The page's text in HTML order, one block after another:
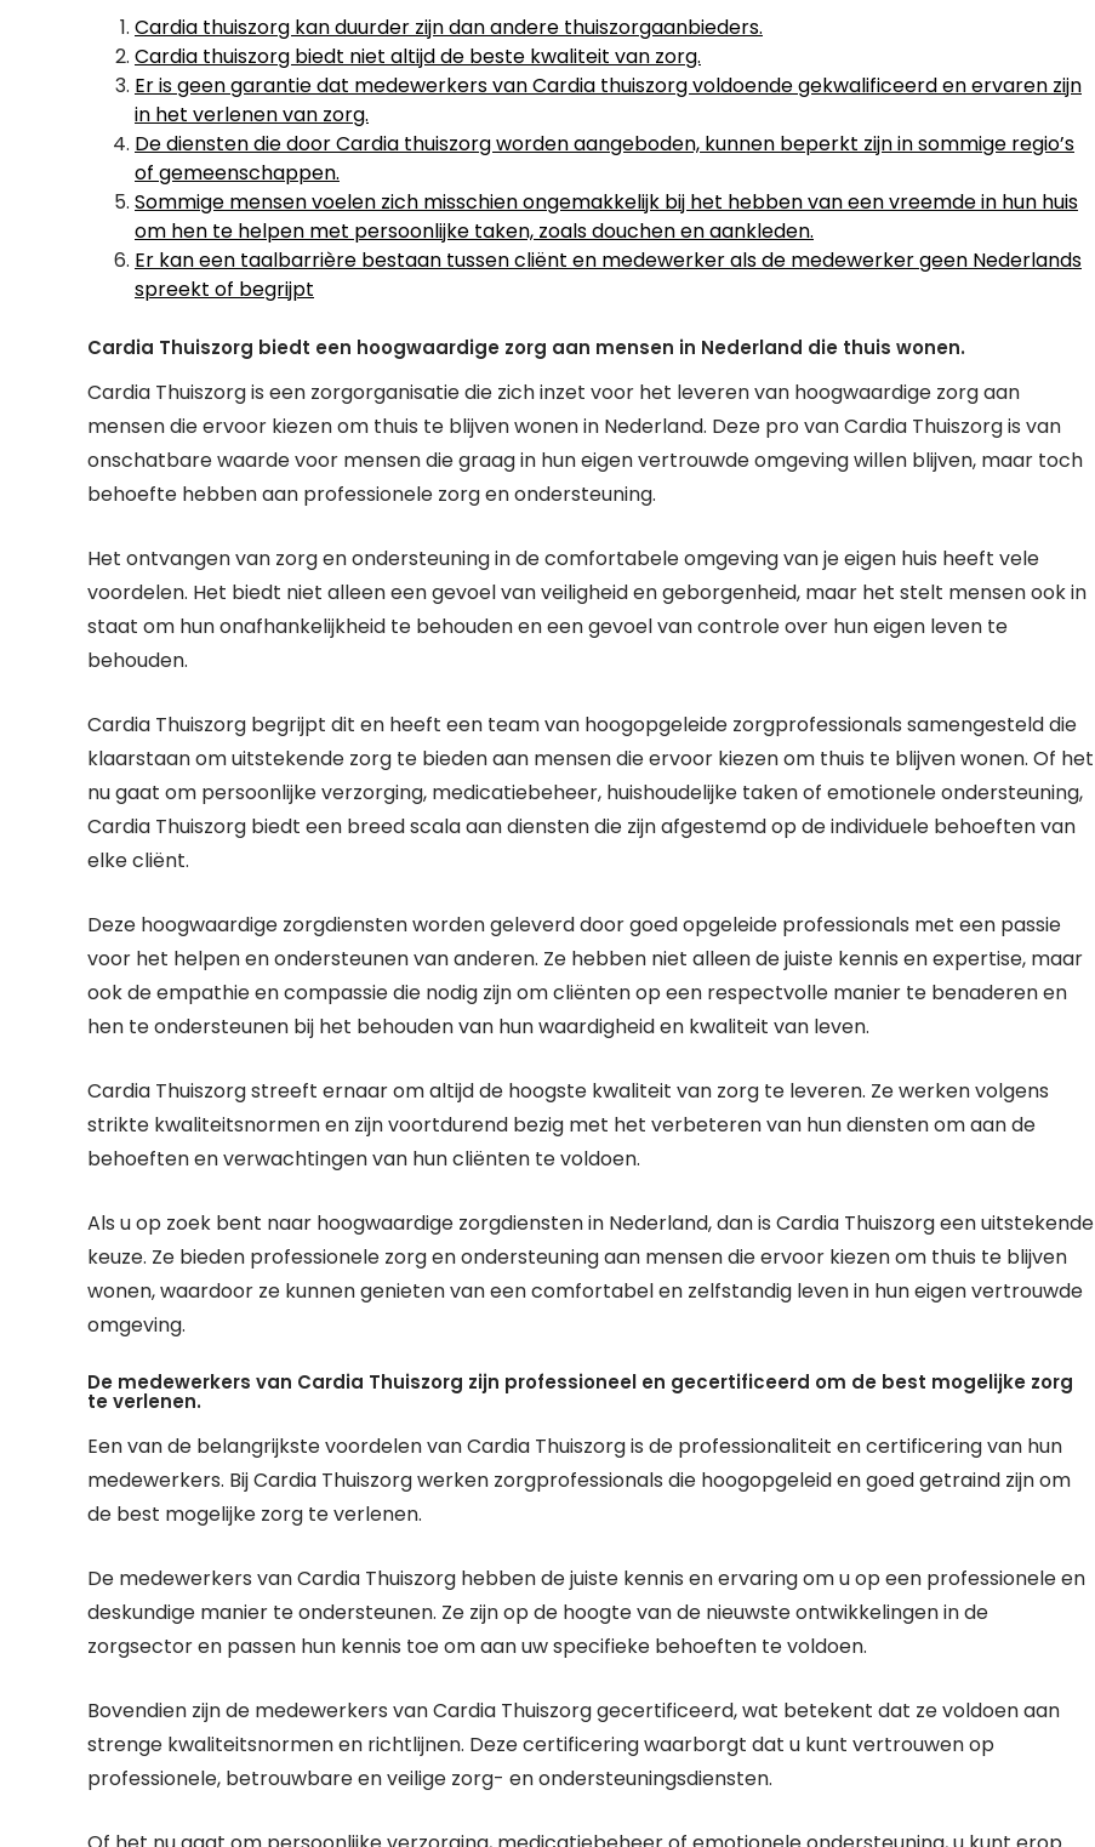
Cardia thuiszorg kan duurder zijn dan andere thuiszorgaanbieders.
Cardia thuiszorg biedt niet altijd de beste kwaliteit van zorg.
Er is geen garantie dat medewerkers van Cardia thuiszorg voldoende gekwalificeerd en ervaren zijn
in het verlenen van zorg.
De diensten die door Cardia thuiszorg worden aangeboden, kunnen beperkt zijn in sommige regio’s
of gemeenschappen.
Sommige mensen voelen zich misschien ongemakkelijk bij het hebben van een vreemde in hun huis
om hen te helpen met persoonlijke taken, zoals douchen en aankleden.
Er kan een taalbarrière bestaan tussen cliënt en medewerker als de medewerker geen Nederlands
spreekt of begrijpt
Cardia Thuiszorg biedt een hoogwaardige zorg aan mensen in Nederland die thuis wonen.
Cardia Thuiszorg is een zorgorganisatie die zich inzet voor het leveren van hoogwaardige zorg aan
mensen die ervoor kiezen om thuis te blijven wonen in Nederland. Deze pro van Cardia Thuiszorg is van
onschatbare waarde voor mensen die graag in hun eigen vertrouwde omgeving willen blijven, maar toch
behoefte hebben aan professionele zorg en ondersteuning.
Het ontvangen van zorg en ondersteuning in de comfortabele omgeving van je eigen huis heeft vele
voordelen. Het biedt niet alleen een gevoel van veiligheid en geborgenheid, maar het stelt mensen ook in
staat om hun onafhankelijkheid te behouden en een gevoel van controle over hun eigen leven te
behouden.
Cardia Thuiszorg begrijpt dit en heeft een team van hoogopgeleide zorgprofessionals samengesteld die
klaarstaan om uitstekende zorg te bieden aan mensen die ervoor kiezen om thuis te blijven wonen. Of het
nu gaat om persoonlijke verzorging, medicatiebeheer, huishoudelijke taken of emotionele ondersteuning,
Cardia Thuiszorg biedt een breed scala aan diensten die zijn afgestemd op de individuele behoeften van
elke cliënt.
Deze hoogwaardige zorgdiensten worden geleverd door goed opgeleide professionals met een passie
voor het helpen en ondersteunen van anderen. Ze hebben niet alleen de juiste kennis en expertise, maar
ook de empathie en compassie die nodig zijn om cliënten op een respectvolle manier te benaderen en
hen te ondersteunen bij het behouden van hun waardigheid en kwaliteit van leven.
Cardia Thuiszorg streeft ernaar om altijd de hoogste kwaliteit van zorg te leveren. Ze werken volgens
strikte kwaliteitsnormen en zijn voortdurend bezig met het verbeteren van hun diensten om aan de
behoeften en verwachtingen van hun cliënten te voldoen.
Als u op zoek bent naar hoogwaardige zorgdiensten in Nederland, dan is Cardia Thuiszorg een uitstekende
keuze. Ze bieden professionele zorg en ondersteuning aan mensen die ervoor kiezen om thuis te blijven
wonen, waardoor ze kunnen genieten van een comfortabel en zelfstandig leven in hun eigen vertrouwde
omgeving.
De medewerkers van Cardia Thuiszorg zijn professioneel en gecertificeerd om de best mogelijke zorg
te verlenen.
Een van de belangrijkste voordelen van Cardia Thuiszorg is de professionaliteit en certificering van hun
medewerkers. Bij Cardia Thuiszorg werken zorgprofessionals die hoogopgeleid en goed getraind zijn om
de best mogelijke zorg te verlenen.
De medewerkers van Cardia Thuiszorg hebben de juiste kennis en ervaring om u op een professionele en
deskundige manier te ondersteunen. Ze zijn op de hoogte van de nieuwste ontwikkelingen in de
zorgsector en passen hun kennis toe om aan uw specifieke behoeften te voldoen.
Bovendien zijn de medewerkers van Cardia Thuiszorg gecertificeerd, wat betekent dat ze voldoen aan
strenge kwaliteitsnormen en richtlijnen. Deze certificering waarborgt dat u kunt vertrouwen op
professionele, betrouwbare en veilige zorg- en ondersteuningsdiensten.